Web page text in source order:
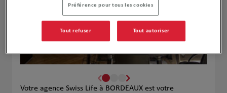
Votre agence Swiss Life à BORDEAUX est votre
Préférence pour tous les cookies
Tout refuser Tout autoriser